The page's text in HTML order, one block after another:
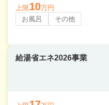
上限10万円
お風呂
その他
給湯省エネ2026事業